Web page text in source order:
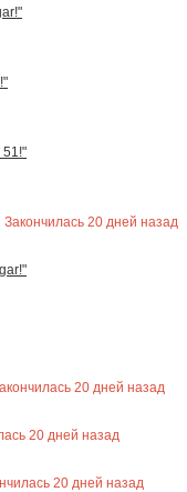
Закончилась 20 дней назад
20 дней назад
20 дней назад
20 дней назад